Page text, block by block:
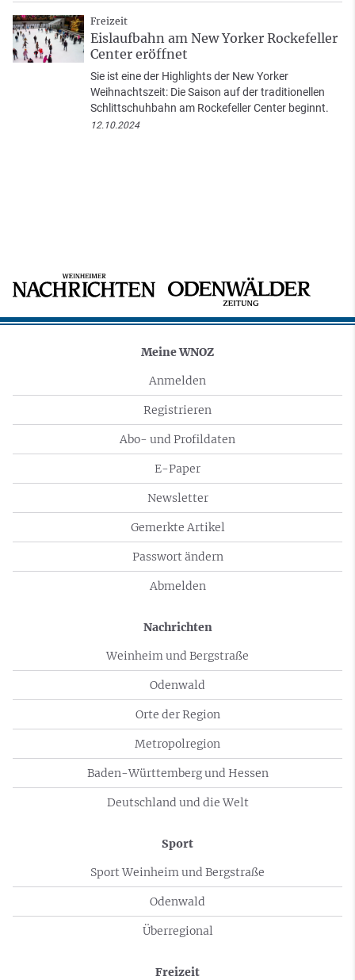
Freizeit
Eislaufbahn am New Yorker Rockefeller
Center eröffnet
Sie ist eine der Highlights der New Yorker
Weihnachtszeit: Die Saison auf der traditionellen
Schlittschuhbahn am Rockefeller Center beginnt.
12.10.2024
Meine WNOZ
Anmelden
Registrieren
Abo- und Profildaten
E-Paper
Newsletter
Gemerkte Artikel
Passwort ändern
Abmelden
Nachrichten
Weinheim und Bergstraße
Odenwald
Orte der Region
Metropolregion
Baden-Württemberg und Hessen
Deutschland und die Welt
Sport
Sport Weinheim und Bergstraße
Odenwald
Überregional
Freizeit